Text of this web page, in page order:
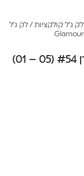
לק ג׳ל קולקציות / לק ג'ל
לק ג'ל קולקציית צבעי יוניקורן #54 (05 – 01)